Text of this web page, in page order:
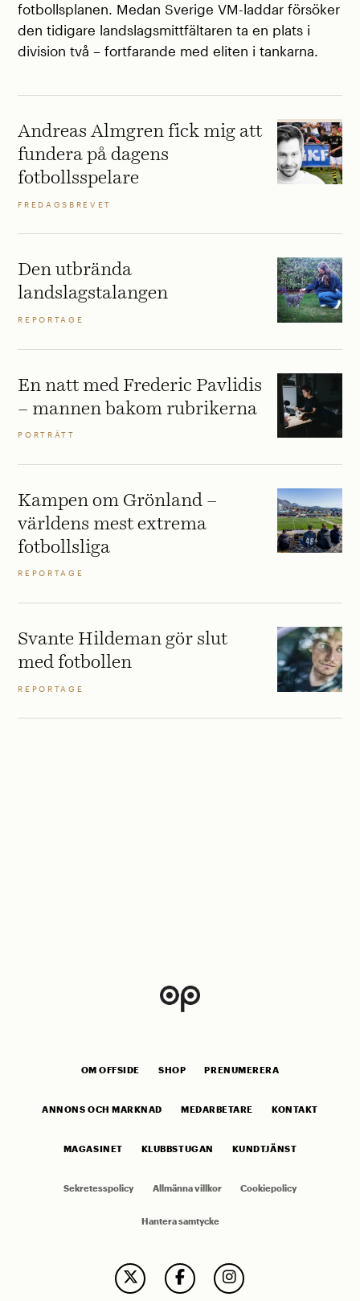
fotbollsplanen. Medan Sverige VM-laddar försöker
den tidigare landslagsmittfältaren ta en plats i
division två – fortfarande med eliten i tankarna.
Andreas Almgren fick mig att
fundera på dagens
fotbollsspelare
FREDAGSBREVET
Den utbrända
landslagstalangen
REPORTAGE
En natt med Frederic Pavlidis
– mannen bakom rubrikerna
PORTRÄTT
Kampen om Grönland –
världens mest extrema
fotbollsliga
REPORTAGE
Svante Hildeman gör slut
med fotbollen
REPORTAGE
OM OFFSIDE SHOP PRENUMERERA
ANNONS OCH MARKNAD MEDARBETARE KONTAKT
MAGASINET KLUBBSTUGAN KUNDTJÄNST
Sekretesspolicy Allmänna villkor Cookiepolicy
Hantera samtycke